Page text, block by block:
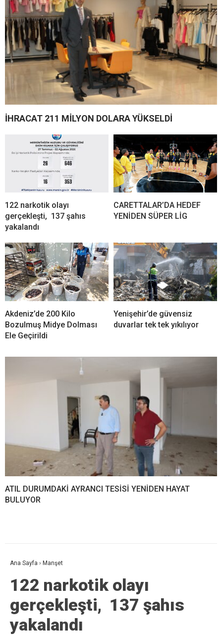
İHRACAT 211 MİLYON DOLARA YÜKSELDİ
122 narkotik olayı
gerçekleşti, 137 şahıs
yakalandı
CARETTALAR’DA HEDEF
YENİDEN SÜPER LİG
Akdeniz’de 200 Kilo
Bozulmuş Midye Dolması
Ele Geçirildi
Yenişehir’de güvensiz
duvarlar tek tek yıkılıyor
ATIL DURUMDAKİ AYRANCI TESİSİ YENİDEN HAYAT
BULUYOR
Ana Sayfa › Manşet
122 narkotik olayı
gerçekleşti, 137 şahıs
yakalandı